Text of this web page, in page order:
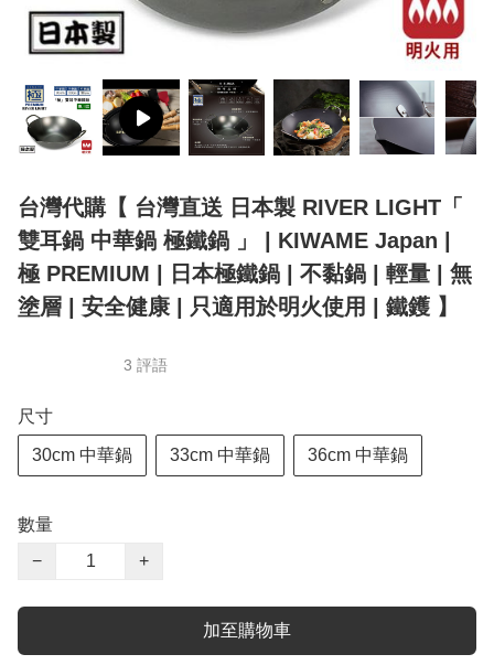
台灣代購【 台灣直送 日本製 RIVER LIGHT「
雙耳鍋 中華鍋 極鐵鍋 」 | KIWAME Japan |
極 PREMIUM | 日本極鐵鍋 | 不黏鍋 | 輕量 | 無
塗層 | 安全健康 | 只適用於明火使用 | 鐵鑊 】
3 評語
尺寸
30cm 中華鍋 33cm 中華鍋 36cm 中華鍋
數量
−
+
加至購物車